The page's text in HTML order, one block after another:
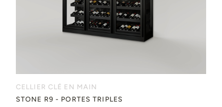
CELLIER CLÉ EN MAIN
STONE R9 - PORTES TRIPLES